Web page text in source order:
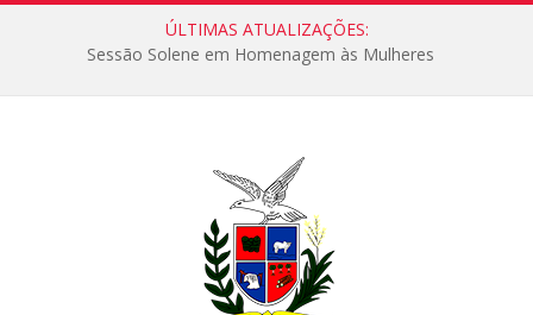
ÚLTIMAS ATUALIZAÇÕES:
Sessão Solene em Homenagem às Mulheres